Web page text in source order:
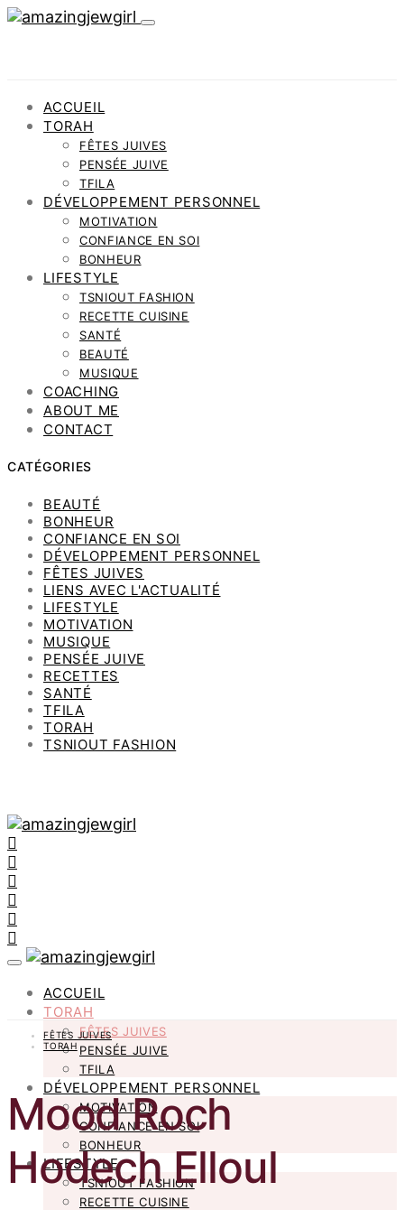
ACCUEIL
TORAH
FÊTES JUIVES
PENSÉE JUIVE
TFILA
DÉVELOPPEMENT PERSONNEL
MOTIVATION
CONFIANCE EN SOI
BONHEUR
LIFESTYLE
TSNIOUT FASHION
RECETTE CUISINE
SANTÉ
BEAUTÉ
MUSIQUE
COACHING
ABOUT ME
CONTACT
CATÉGORIES
BEAUTÉ
BONHEUR
CONFIANCE EN SOI
DÉVELOPPEMENT PERSONNEL
FÊTES JUIVES
LIENS AVEC L'ACTUALITÉ
LIFESTYLE
MOTIVATION
MUSIQUE
PENSÉE JUIVE
RECETTES
SANTÉ
TFILA
TORAH
TSNIOUT FASHION
ACCUEIL
TORAH
FÊTES JUIVES
PENSÉE JUIVE
TFILA
DÉVELOPPEMENT PERSONNEL
MOTIVATION
CONFIANCE EN SOI
BONHEUR
LIFESTYLE
TSNIOUT FASHION
RECETTE CUISINE
FÊTES JUIVES
TORAH
Mood Roch
Hodech Elloul